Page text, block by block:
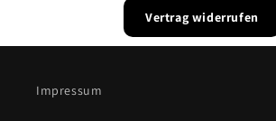
Vertrag widerrufen
Impressum